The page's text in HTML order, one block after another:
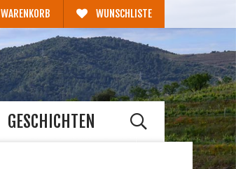
WARENKORB WUNSCHLISTE
GESCHICHTEN